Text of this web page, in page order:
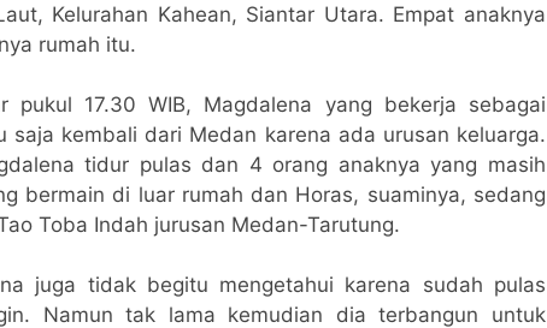
Kelurahan Kahean, Siantar Utara. Empat anaknya
rumah itu.
pukul 17.30 WIB, Magdalena yang bekerja sebagai
kembali dari Medan karena ada urusan keluarga.
tidur pulas dan 4 orang anaknya yang masih
bermain di luar rumah dan Horas, suaminya, sedang
Toba Indah jurusan Medan-Tarutung.
juga tidak begitu mengetahui karena sudah pulas
Namun tak lama kemudian dia terbangun untuk